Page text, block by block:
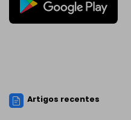
Artigos recentes